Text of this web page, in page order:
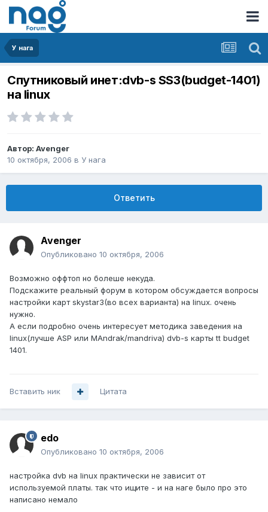
У нага
Спутниковый инет:dvb-s SS3(budget-1401)
на linux
Автор: Avenger
10 октября, 2006 в У нага
Ответить
Avenger
Опубликовано 10 октября, 2006
Возможно оффтоп но болеше некуда.
Подскажите реальный форум в котором обсуждается вопросы
настройки карт skystar3(во всех варианта) на linux. очень
нужно.
А если подробно очень интересует методика заведения на
linux(лучше ASP или MAndrak/mandriva) dvb-s карты tt budget
1401.
Вставить ник Цитата
edo
Опубликовано 10 октября, 2006
настройка dvb на linux практически не зависит от
используемой платы. так что ищите - и на наге было про это
написано немало